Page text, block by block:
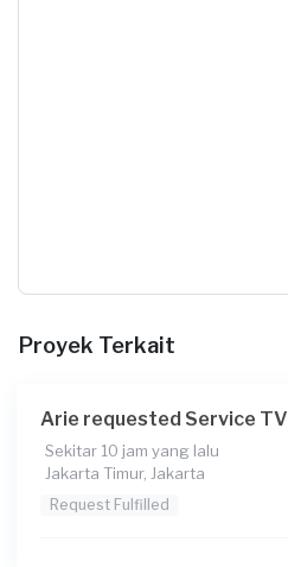
Proyek Terkait
Arie requested Service TV
Sekitar 10 jam yang lalu
Jakarta Timur, Jakarta
Request Fulfilled